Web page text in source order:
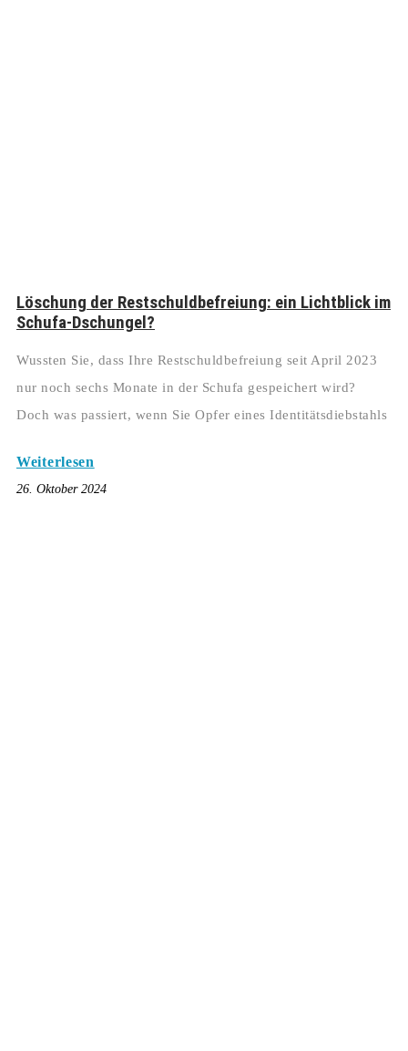
Löschung der Restschuldbefreiung: ein Lichtblick im
Schufa-Dschungel?
Wussten Sie, dass Ihre Restschuldbefreiung seit April 2023
nur noch sechs Monate in der Schufa gespeichert wird?
Doch was passiert, wenn Sie Opfer eines Identitätsdiebstahls
Weiterlesen
26. Oktober 2024